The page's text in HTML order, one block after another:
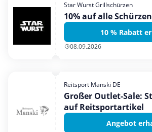
Mobilfunk & Internet
Mode & Accessoires
Shopping
Urlaub & Reise
Star Wurst Grillschürzen
10% auf alle Schürzen
10 % Rabatt
08.09.2026
Reitsport Manski DE
Großer Outlet-Sale:
auf Reitsportartikel
Angebot